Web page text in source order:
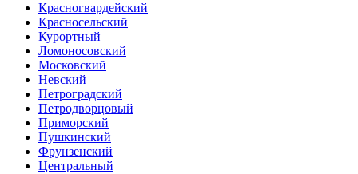
Красногвардейский
Красносельский
Курортный
Ломоносовский
Московский
Невский
Петроградский
Петродворцовый
Приморский
Пушкинский
Фрунзенский
Центральный